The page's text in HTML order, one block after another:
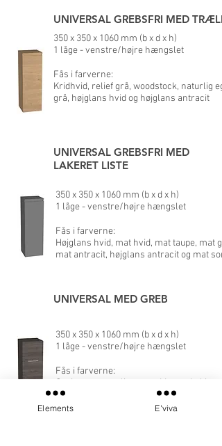
UNIVERSAL GREBSFRI MED
350 x 350 x 1060 mm (b x d x h)
1 låge - venstre/højre hængslet
Fås i farverne:
Greige eg, naturlig eg, nøddetræ, kobber
sort eg
350 x 350 x 1060 mm (b x d x h)
1 låge - venstre/højre hængslet
Fås i farverne:
Højglans hvid, mat hvid, mat taupe, mat
mat antracit, højglans antracit og mat sort
UNIVERSAL GREBSFRI MED
LAKERET LISTE
350 x 350 x 1060 mm (b x d x h)
1 låge - venstre/højre hængslet
Fås i farverne:
Kridhvid, relief grå, woodstock, naturlig
grå, højglans hvid og højglans antracit
UNIVERSAL MED GREB
Elements E'viva